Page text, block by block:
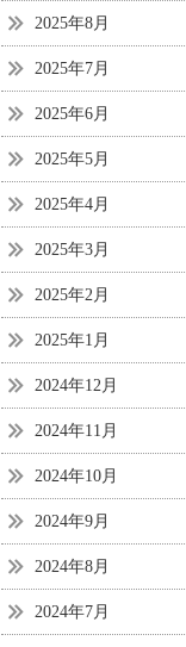
2025年8月
2025年7月
2025年6月
2025年5月
2025年4月
2025年3月
2025年2月
2025年1月
2024年12月
2024年11月
2024年10月
2024年9月
2024年8月
2024年7月